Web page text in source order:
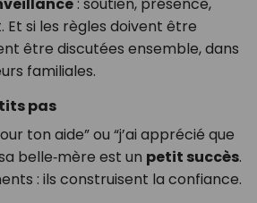
: soutien, présence,
si les règles doivent être
être discutées ensemble, dans
familiales.
pas
ton aide” ou “j’ai apprécié que
belle‑mère est un petit succès.
: ils construisent la confiance.